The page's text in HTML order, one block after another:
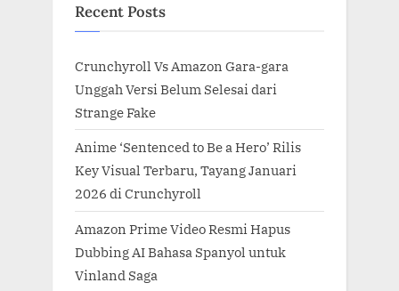
Recent Posts
Crunchyroll Vs Amazon Gara-gara
Unggah Versi Belum Selesai dari
Strange Fake
Anime ‘Sentenced to Be a Hero’ Rilis
Key Visual Terbaru, Tayang Januari
2026 di Crunchyroll
Amazon Prime Video Resmi Hapus
Dubbing AI Bahasa Spanyol untuk
Vinland Saga